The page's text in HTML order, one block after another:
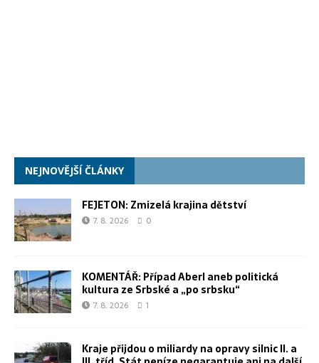
NEJNOVĚJŠÍ ČLÁNKY
FEJETON: Zmizelá krajina dětství
7. 8. 2026 0
KOMENTÁŘ: Případ Aberl aneb politická
kultura ze Srbské a „po srbsku“
7. 8. 2026 1
Kraje přijdou o miliardy na opravy silnic II. a